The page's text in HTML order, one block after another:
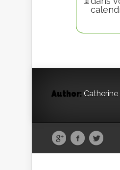
Author: Catherine